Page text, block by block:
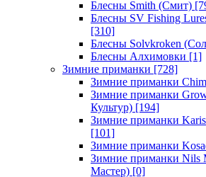
Блесны Smith (Смит)
Блесны SV Fishing
[310]
Блесны Solvkroken
Блесны Алхимовки [1]
Зимние приманки [728]
Зимние приманки
Зимние приманки
Культур) [194]
Зимние приманки
[101]
Зимние приманки
Зимние приманки Nils
Мастер) [0]